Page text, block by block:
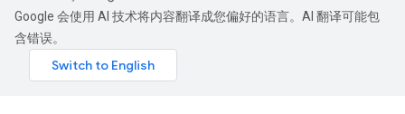
Google 会使用 AI 技术将内容翻译成您偏好的语言。AI 翻译可能包
含错误。